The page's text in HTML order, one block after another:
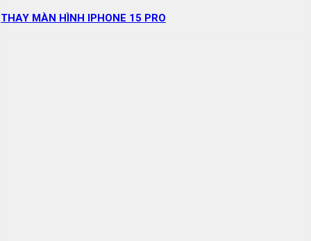
THAY MÀN HÌNH IPHONE 15 PRO